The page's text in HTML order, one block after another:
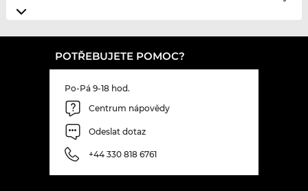
POTŘEBUJETE POMOC?
Po-Pá 9-18 hod.
Centrum nápovědy
Odeslat dotaz
+44 330 818 6761